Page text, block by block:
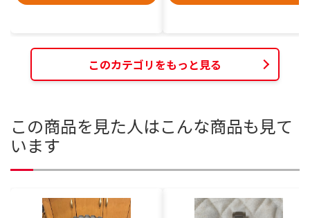
このカテゴリをもっと見る
この商品を見た人はこんな商品も見て
います